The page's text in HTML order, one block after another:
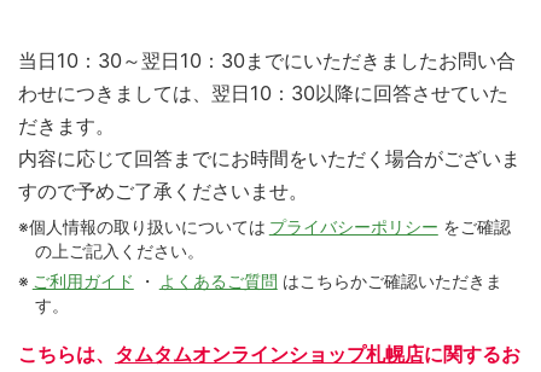
当日10：30～翌日10：30までにいただきましたお問い合
わせにつきましては、翌日10：30以降に回答させていた
だきます。
内容に応じて回答までにお時間をいただく場合がございま
すので予めご了承くださいませ。
※個人情報の取り扱いについては プライバシーポリシー をご確認
の上ご記入ください。
※ ご利用ガイド ・ よくあるご質問 はこちらかご確認いただきま
す。
こちらは、 タムタムオンラインショップ札幌店に関するお